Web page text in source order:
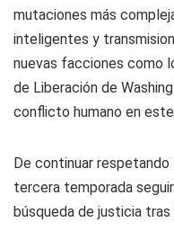
mutaciones más
inteligentes y
nuevas facciones como
de Liberación de
conflicto humano en
De continuar respetando
tercera temporada
búsqueda de justicia